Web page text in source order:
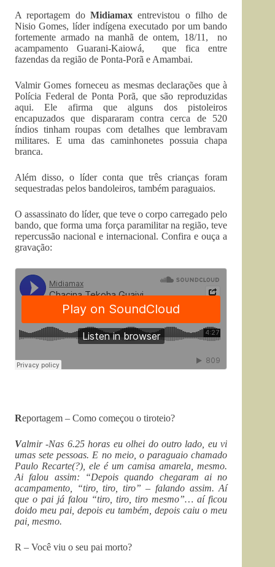
A reportagem do Midiamaxentrevistou o filho de
Nisio Gomes, líder indígena executado por um bando
fortemente armado na manhã de ontem, 18/11, no
acampamento Guarani-Kaiowá, que fica entre
fazendas da região de Ponta-Porã e Amambai.
Valmir Gomes forneceu as mesmas declarações que à
Polícia Federal de Ponta Porã, que são reproduzidas
aqui. Ele afirma que alguns dos pistoleiros
encapuzados que dispararam contra cerca de 520
índios tinham roupas com detalhes que lembravam
militares. E uma das caminhonetes possuia chapa
branca.
Além disso, o líder conta que três crianças foram
sequestradas pelos bandoleiros, também paraguaios.
O assassinato do líder, que teve o corpo carregado pelo
bando, que forma uma força paramilitar na região, teve
repercussão nacional e internacional. Confira e ouça a
gravação:
Reportagem – Como começou o tiroteio?
Valmir -Nas 6.25 horas eu olhei do outro lado, eu vi
umas sete pessoas. E no meio, o paraguaio chamado
Paulo Recarte(?), ele é um camisa amarela, mesmo.
Ai falou assim: “Depois quando chegaram ai no
acampamento, “tiro, tiro, tiro” – falando assim. Aí
que o pai já falou “tiro, tiro, tiro mesmo”… aí ficou
doido meu pai, depois eu também, depois caiu o meu
pai, mesmo.
R – Você viu o seu pai morto?